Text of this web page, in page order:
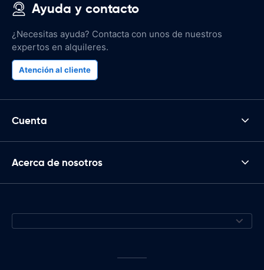
Ayuda y contacto
¿Necesitas ayuda? Contacta con unos de nuestros
expertos en alquileres.
Atención al cliente
Cuenta
Acerca de nosotros